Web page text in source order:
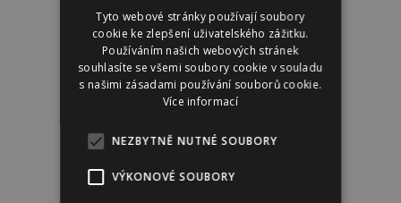
Tyto webové stránky používají soubory
cookie ke zlepšení uživatelského zážitku.
Používáním našich webových stránek
souhlasíte se všemi soubory cookie v souladu
s našimi zásadami používání souborů cookie.
Více informací
NEZBYTNĚ NUTNÉ SOUBORY
VÝKONOVÉ SOUBORY